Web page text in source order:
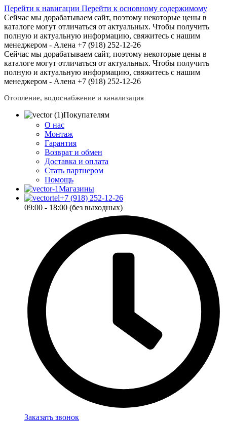
Перейти к навигации Перейти к основному содержимому
Сейчас мы дорабатываем сайт, поэтому некоторые цены в
каталоге могут отличаться от актуальных. Чтобы получить
полную и актуальную информацию, свяжитесь с нашим
менеджером - Алена +7 (918) 252-12-26
Сейчас мы дорабатываем сайт, поэтому некоторые цены в
каталоге могут отличаться от актуальных. Чтобы получить
полную и актуальную информацию, свяжитесь с нашим
менеджером - Алена +7 (918) 252-12-26
Отопление, водоснабжение и канализация
Покупателям
О нас
Монтаж
Гарантия
Возврат и обмен
Доставка и оплата
Стать партнером
Помощь
Магазины
+7 (918) 252-12-26
09:00 - 18:00 (без выходных)
Заказать звонок